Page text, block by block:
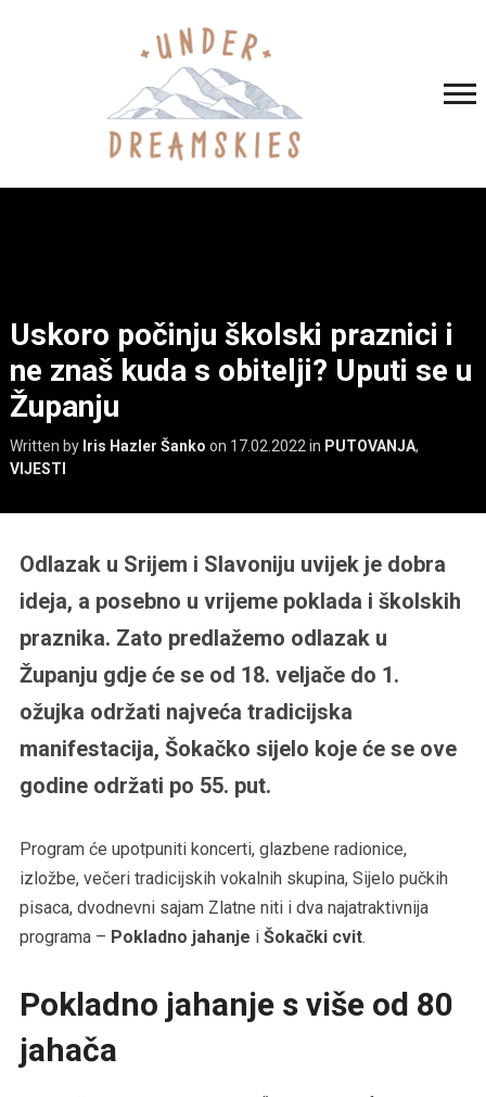
Uskoro počinju školski praznici i
ne znaš kuda s obitelji? Uputi se u
Županju
Written by Iris Hazler Šanko on 17.02.2022 in PUTOVANJA,
VIJESTI
Odlazak u Srijem i Slavoniju uvijek je dobra
ideja, a posebno u vrijeme poklada i školskih
praznika. Zato predlažemo odlazak u
Županju gdje će se od 18. veljače do 1.
ožujka održati najveća tradicijska
manifestacija, Šokačko sijelo koje će se ove
godine održati po 55. put.
Program će upotpuniti koncerti, glazbene radionice,
izložbe, večeri tradicijskih vokalnih skupina, Sijelo pučkih
pisaca, dvodnevni sajam Zlatne niti i dva najatraktivnija
programa – Pokladno jahanje i Šokački cvit.
Pokladno jahanje s više od 80
jahača